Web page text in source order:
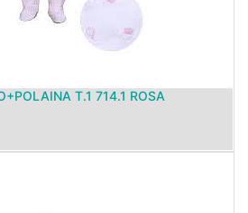
T.1 714.1 ROSA